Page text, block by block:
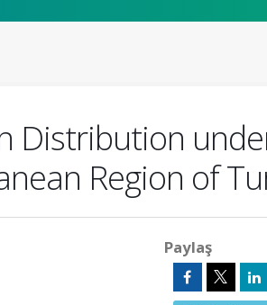
Distribution
Region of
Paylaş